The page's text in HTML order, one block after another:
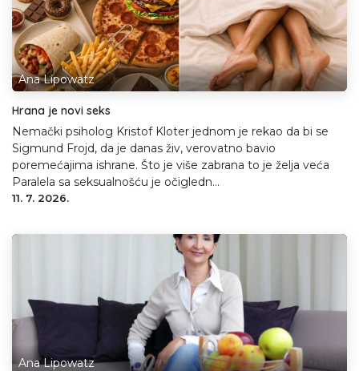
Ana Lipowatz
Hrana je novi seks
Nemački psiholog Kristof Kloter jednom je rekao da bi se
Sigmund Frojd, da je danas živ, verovatno bavio
poremećajima ishrane. Što je više zabrana to je želja veća
Paralela sa seksualnošću je očigledn...
11. 7. 2026.
Ana Lipowatz